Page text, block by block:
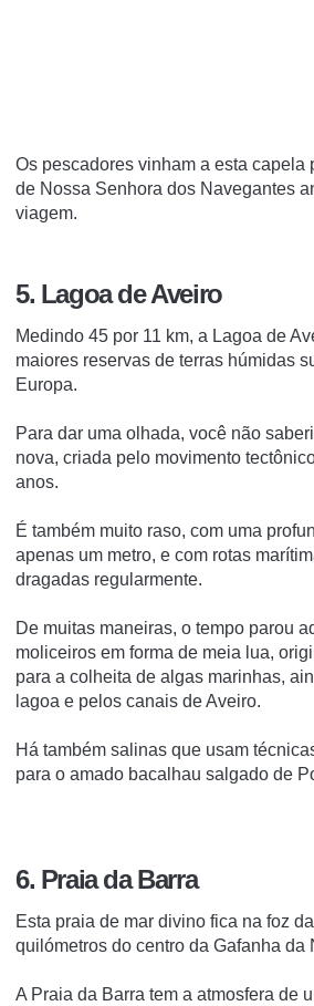
Os pescadores vinham a esta capela
de Nossa Senhora dos Navegantes
viagem.
5. Lagoa de Aveiro
Medindo 45 por 11 km, a Lagoa de
maiores reservas de terras húmidas
Europa.
Para dar uma olhada, você não
nova, criada pelo movimento
anos.
É também muito raso, com uma
apenas um metro, e com rotas
dragadas regularmente.
De muitas maneiras, o tempo parou
moliceiros em forma de meia lua,
para a colheita de algas marinhas,
lagoa e pelos canais de Aveiro.
Há também salinas que usam
para o amado bacalhau salgado de
6. Praia da Barra
Esta praia de mar divino fica na foz
quilómetros do centro da Gafanha da
A Praia da Barra tem a atmosfera de